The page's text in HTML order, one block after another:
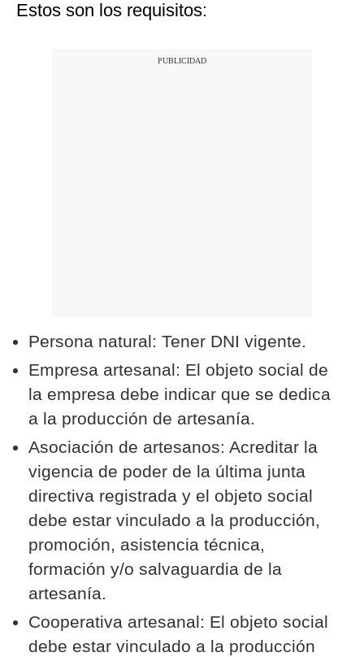
Estos son los requisitos:
Persona natural: Tener DNI vigente.
Empresa artesanal: El objeto social de
la empresa debe indicar que se dedica
a la producción de artesanía.
Asociación de artesanos: Acreditar la
vigencia de poder de la última junta
directiva registrada y el objeto social
debe estar vinculado a la producción,
promoción, asistencia técnica,
formación y/o salvaguardia de la
artesanía.
Cooperativa artesanal: El objeto social
debe estar vinculado a la producción